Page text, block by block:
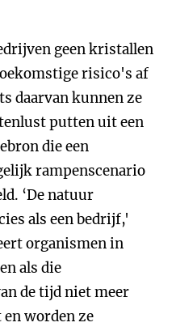
geen kristallen
risico's af
daarvan kunnen ze
putten uit een
die een
rampenscenario
‘De natuur
als een bedrijf,'
organismen in
als die
de tijd niet meer
worden ze